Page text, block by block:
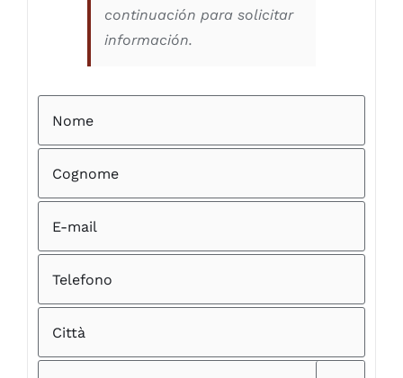
continuación para solicitar
información.